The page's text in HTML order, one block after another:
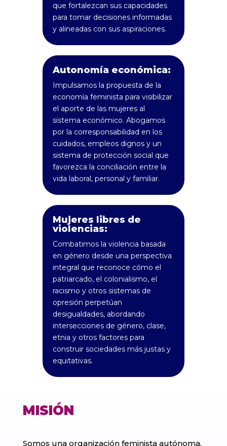
que fortalezcan sus capacidades
para tomar decisiones informadas
y alineadas con sus aspiraciones.
Autonomía económica:
Impulsamos la propuesta de la
economía feminista para visibilizar
el aporte de las mujeres al
sistema económico. Abogamos
por la corresponsabilidad en los
cuidados, empleos dignos y un
sistema de protección social que
favorezca la conciliación entre la
vida laboral, personal y familiar.
Mujeres libres de
violencias:
Combatimos la violencia basada
en género desde una perspectiva
integral que reconoce cómo el
patriarcado, el colonialismo, el
racismo y otros sistemas de
opresión perpetúan
desigualdades, abordando
intersecciones de género, clase,
etnia y otros factores para
construir sociedades más justas y
equitativas.
MISIÓN
Somos una organización feminista autónoma,